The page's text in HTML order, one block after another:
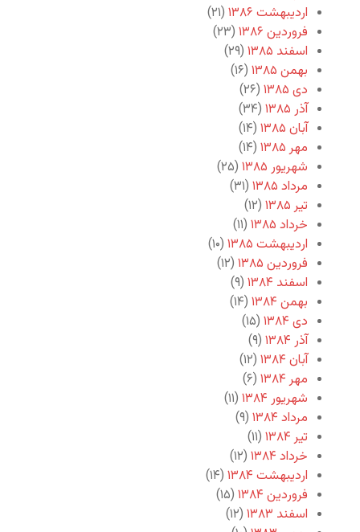
اردیبهشت ۱۳۸۶
(۲۱)
فروردین ۱۳۸۶
(۲۳)
اسفند ۱۳۸۵
(۲۹)
بهمن ۱۳۸۵
(۱۶)
دی ۱۳۸۵
(۲۶)
آذر ۱۳۸۵
(۳۴)
آبان ۱۳۸۵
(۱۴)
مهر ۱۳۸۵
(۱۴)
شهریور ۱۳۸۵
(۲۵)
مرداد ۱۳۸۵
(۳۱)
تیر ۱۳۸۵
(۱۲)
خرداد ۱۳۸۵
(۱۱)
اردیبهشت ۱۳۸۵
(۱۰)
فروردین ۱۳۸۵
(۱۲)
اسفند ۱۳۸۴
(۹)
بهمن ۱۳۸۴
(۱۴)
دی ۱۳۸۴
(۱۵)
آذر ۱۳۸۴
(۹)
آبان ۱۳۸۴
(۱۲)
مهر ۱۳۸۴
(۶)
شهریور ۱۳۸۴
(۱۱)
مرداد ۱۳۸۴
(۹)
تیر ۱۳۸۴
(۱۱)
خرداد ۱۳۸۴
(۱۲)
اردیبهشت ۱۳۸۴
(۱۴)
فروردین ۱۳۸۴
(۱۵)
اسفند ۱۳۸۳
(۱۲)